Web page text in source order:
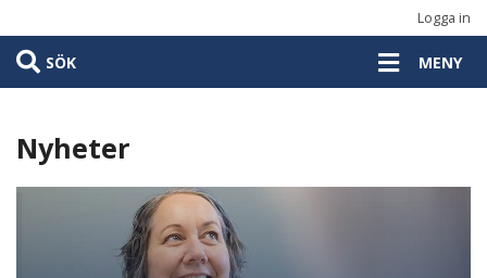
Logga in
SÖK MENY
Nyheter